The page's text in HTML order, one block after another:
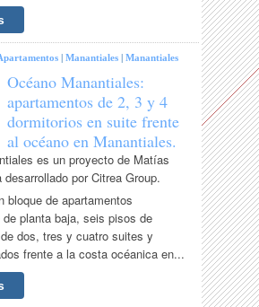
|Manantiales |Manantiales
Océano Manantiales:
apartamentos de 2, 3 y 4
dormitorios en suite frente
al océano en Manantiales.
es un proyecto de Matías
por Citrea Group.
bloque de apartamentos
planta baja, seis pisos de
dos, tres y cuatro suites y
frente a la costa océanica en...